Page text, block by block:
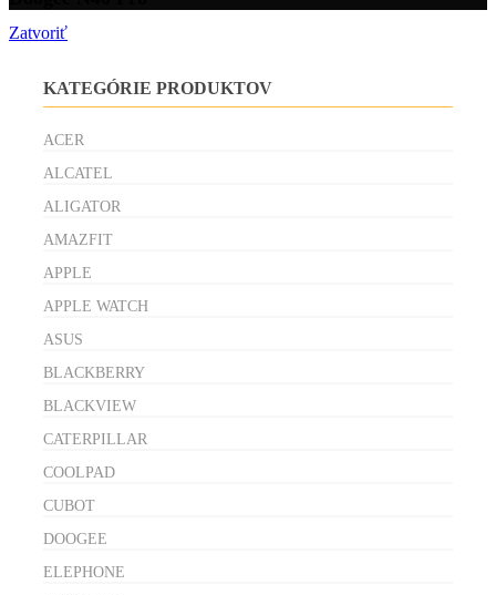
Zatvoriť
KATEGÓRIE PRODUKTOV
ACER
ALCATEL
ALIGATOR
AMAZFIT
APPLE
APPLE WATCH
ASUS
BLACKBERRY
BLACKVIEW
CATERPILLAR
COOLPAD
CUBOT
DOOGEE
ELEPHONE